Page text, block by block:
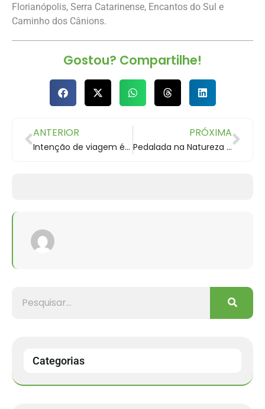
Florianópolis, Serra Catarinense, Encantos do Sul e
Caminho dos Cânions.
Gostou? Compartilhe!
ANTERIOR
Intenção de viagem é a maior do ano
PRÓXIMA
Pedalada na Natureza em Castro acontece em 19 de novembro
Categorias